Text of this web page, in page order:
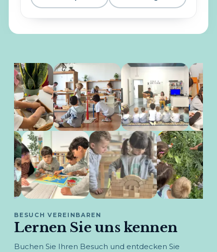
BESUCH VEREINBAREN
Lernen Sie uns kennen
Buchen Sie Ihren Besuch und entdecken Sie